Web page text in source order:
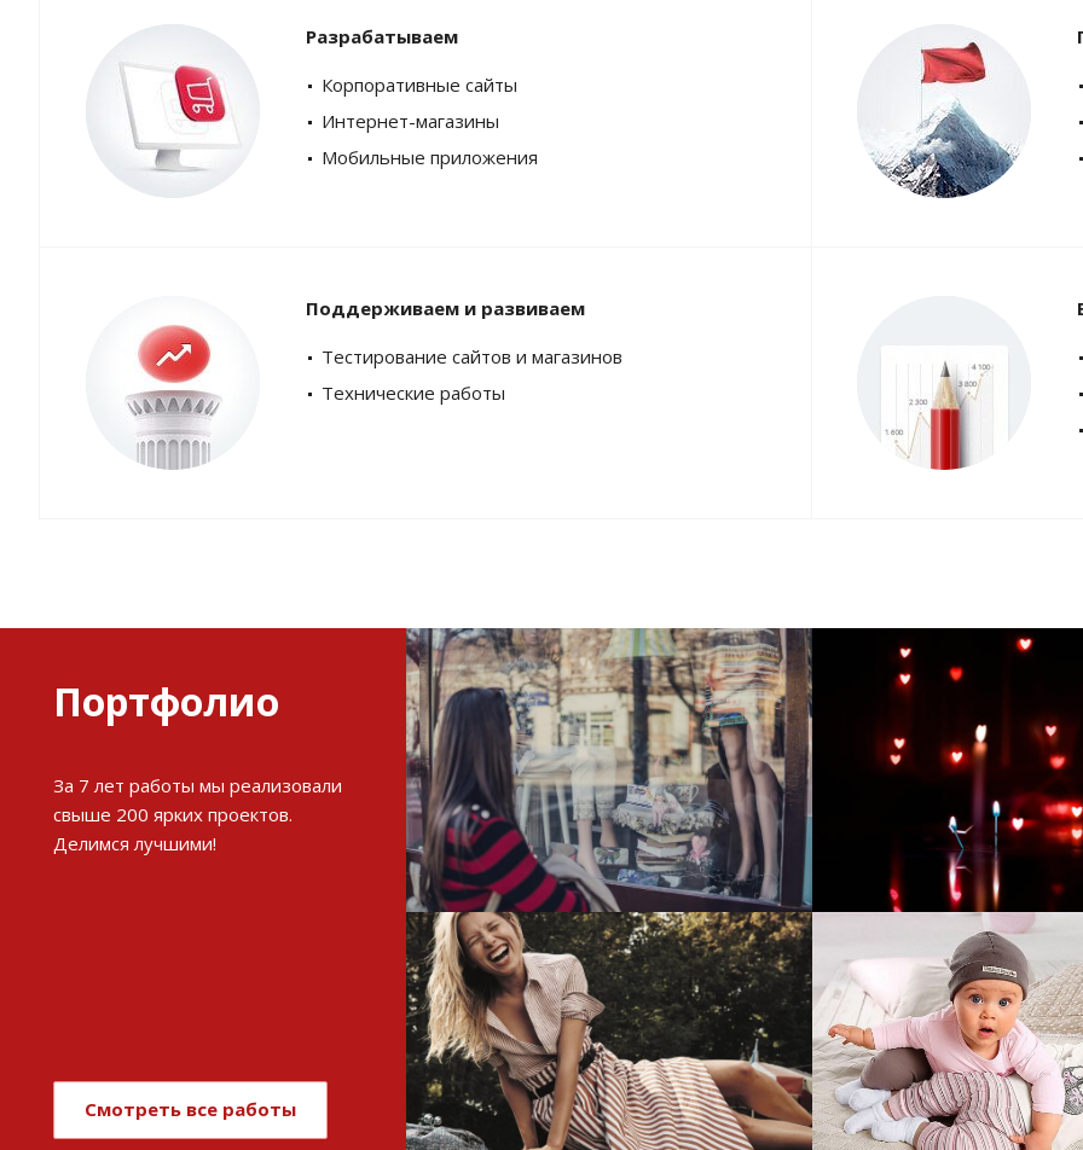
Разрабатываем
Корпоративные сайты
Интернет-магазины
Мобильные приложения
Поддерживаем и развиваем
Тестирование сайтов и магазинов
Технические работы
Портфолио
За 7 лет работы мы реализовали
свыше 200 ярких проектов.
Делимся лучшими!
Смотреть все работы
Развитие и поддержка
интернет-витрины StepClub
Смотреть проект
Развитие
магазина "Всё
Смотреть проект
Имиджевый сайт для сети
магазинов Soho Project
Увеличили
интернет-
topdatop.ru на